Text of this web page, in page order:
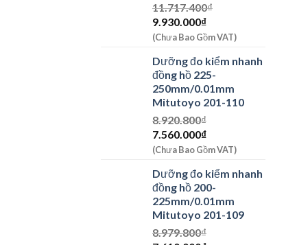
11.717.400₫
Giá
gốc
11.717.400₫.
9.930.000₫Giá
hiện
là:
9.930.000₫.
(Chưa Bao Gồm VAT)
Dưỡng đo kiểm nhanh
đồng hồ 225-
250mm/0.01mm
Mitutoyo 201-110
8.920.800₫
Giá
gốc
8.920.800₫.
7.560.000₫Giá
hiện
là:
7.560.000₫.
(Chưa Bao Gồm VAT)
Dưỡng đo kiểm nhanh
đồng hồ 200-
225mm/0.01mm
Mitutoyo 201-109
8.979.800₫